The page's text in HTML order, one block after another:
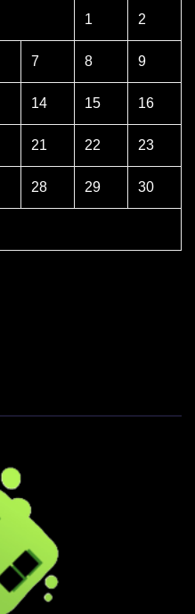
1 2
7 8 9
14 15 16
21 22 23
28 29 30